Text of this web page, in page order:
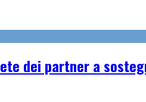
dei partner a